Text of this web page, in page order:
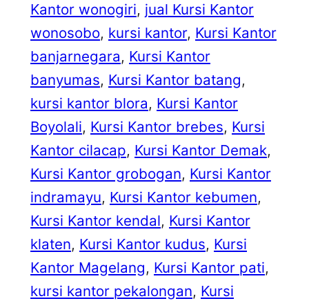
Kantor wonogiri, jual Kursi Kantor
wonosobo, kursi kantor, Kursi Kantor
banjarnegara, Kursi Kantor
banyumas, Kursi Kantor batang
kursi kantor blora, Kursi Kantor
Boyolali, Kursi Kantor brebes, Kursi
Kantor cilacap, Kursi Kantor Demak
Kursi Kantor grobogan, Kursi Kantor
indramayu, Kursi Kantor kebumen
Kursi Kantor kendal, Kursi Kantor
klaten, Kursi Kantor kudus, Kursi
Kantor Magelang, Kursi Kantor pati
kursi kantor pekalongan, Kursi